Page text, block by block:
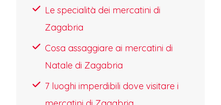
Le specialità dei mercatini di
Zagabria
Cosa assaggiare ai mercatini di
Natale di Zagabria
7 luoghi imperdibili dove visitare i